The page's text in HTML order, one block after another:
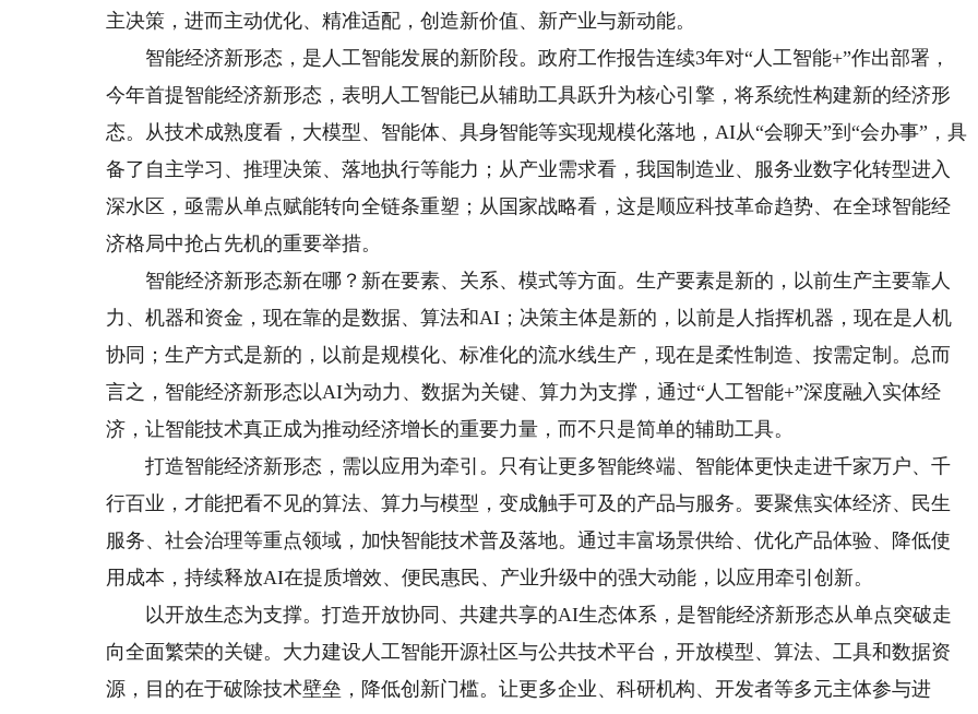
主决策，进而主动优化、精准适配，创造新价值、新产业与新动能。
智能经济新形态，是人工智能发展的新阶段。政府工作报告连续3年对“人工智能+”作出部署，
今年首提智能经济新形态，表明人工智能已从辅助工具跃升为核心引擎，将系统性构建新的经济形
态。从技术成熟度看，大模型、智能体、具身智能等实现规模化落地，AI从“会聊天”到“会办事”，具
备了自主学习、推理决策、落地执行等能力；从产业需求看，我国制造业、服务业数字化转型进入
深水区，亟需从单点赋能转向全链条重塑；从国家战略看，这是顺应科技革命趋势、在全球智能经
济格局中抢占先机的重要举措。
智能经济新形态新在哪？新在要素、关系、模式等方面。生产要素是新的，以前生产主要靠人
力、机器和资金，现在靠的是数据、算法和AI；决策主体是新的，以前是人指挥机器，现在是人机
协同；生产方式是新的，以前是规模化、标准化的流水线生产，现在是柔性制造、按需定制。总而
言之，智能经济新形态以AI为动力、数据为关键、算力为支撑，通过“人工智能+”深度融入实体经
济，让智能技术真正成为推动经济增长的重要力量，而不只是简单的辅助工具。
打造智能经济新形态，需以应用为牵引。只有让更多智能终端、智能体更快走进千家万户、千
行百业，才能把看不见的算法、算力与模型，变成触手可及的产品与服务。要聚焦实体经济、民生
服务、社会治理等重点领域，加快智能技术普及落地。通过丰富场景供给、优化产品体验、降低使
用成本，持续释放AI在提质增效、便民惠民、产业升级中的强大动能，以应用牵引创新。
以开放生态为支撑。打造开放协同、共建共享的AI生态体系，是智能经济新形态从单点突破走
向全面繁荣的关键。大力建设人工智能开源社区与公共技术平台，开放模型、算法、工具和数据资
源，目的在于破除技术壁垒，降低创新门槛。让更多企业、科研机构、开发者等多元主体参与进